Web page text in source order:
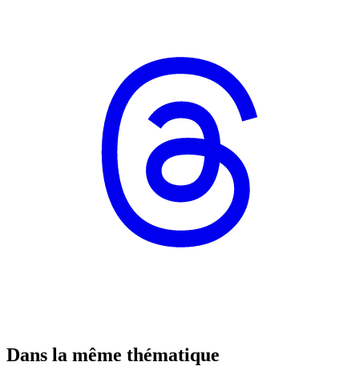
Dans la même thématique